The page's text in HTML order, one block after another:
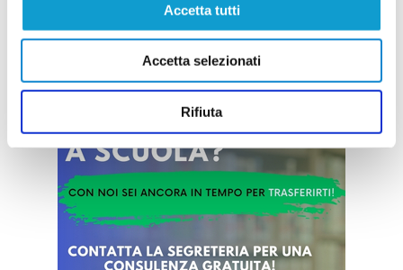
Accetta tutti
Accetta selezionati
Rifiuta
Vai all'edizione provinciale